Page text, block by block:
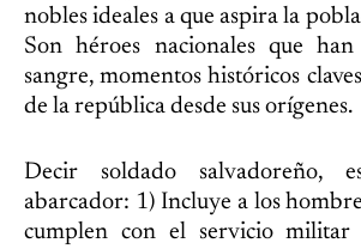
nobles ideales a que aspira la
Son héroes nacionales que
sangre, momentos históricos
de la república desde sus orígenes.
Decir soldado salvadoreño,
abarcador: 1) Incluye a los
cumplen con el servicio militar